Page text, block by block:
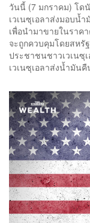
วันนี้ (7 มกราคม) โด
เวเนซุเอลาส่งมอบน้
เพื่อนำมาขายในราค
จะถูกควบคุมโดยสหรั
ประชาชนชาวเวเนซุ
เวเนซุเอลาส่งน้ำมัน